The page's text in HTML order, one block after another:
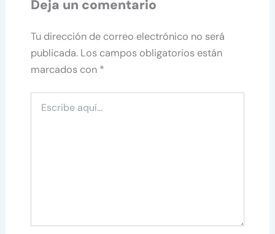
Deja un comentario
Tu dirección de correo electrónico no será
publicada. Los campos obligatorios están
marcados con *
aquí...